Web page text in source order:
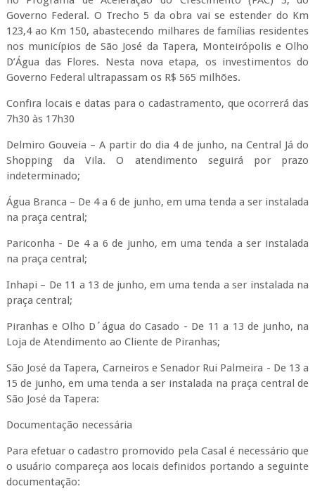
Governo Federal. O Trecho 5 da obra vai se estender do Km
123,4 ao Km 150, abastecendo milhares de famílias residentes
nos municípios de São José da Tapera, Monteirópolis e Olho
D’Água das Flores. Nesta nova etapa, os investimentos do
Governo Federal ultrapassam os R$ 565 milhões.
Confira locais e datas para o cadastramento, que ocorrerá das
7h30 às 17h30
Delmiro Gouveia – A partir do dia 4 de junho, na Central Já do
Shopping da Vila. O atendimento seguirá por prazo
indeterminado;
Água Branca – De 4 a 6 de junho, em uma tenda a ser instalada
na praça central;
Pariconha - De 4 a 6 de junho, em uma tenda a ser instalada
na praça central;
Inhapi – De 11 a 13 de junho, em uma tenda a ser instalada na
praça central;
Piranhas e Olho D´água do Casado - De 11 a 13 de junho, na
Loja de Atendimento ao Cliente de Piranhas;
São José da Tapera, Carneiros e Senador Rui Palmeira - De 13 a
15 de junho, em uma tenda a ser instalada na praça central de
São José da Tapera:
Documentação necessária
Para efetuar o cadastro promovido pela Casal é necessário que
o usuário compareça aos locais definidos portando a seguinte
documentação: